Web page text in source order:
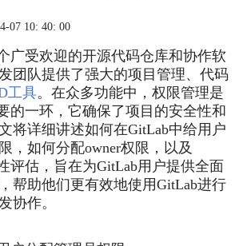
07 10: 40: 00
广受欢迎的开源代码仓库和协作软
团队提供了强大的项目管理、代码
工具。在众多功能中，权限管理是
的一环，它确保了项目的安全性和
将详细讲述如何在GitLab中给用户
，如何分配owner权限，以及
评估，旨在为GitLab用户提供全面
帮助他们更有效地使用GitLab进行
协作。